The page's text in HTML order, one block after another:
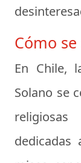
Cómo
En Chile,
Solano se
dedicadas